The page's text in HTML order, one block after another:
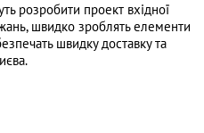
розробити проект вхідної
швидко зроблять елементи
швидку доставку та